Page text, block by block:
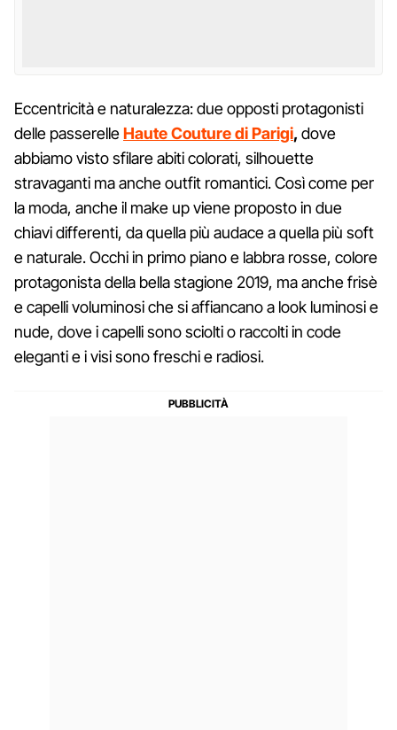
Eccentricità e naturalezza: due opposti protagonisti
delle passerelleHaute Couture di Parigi, dove
abbiamo visto sfilare abiti colorati, silhouette
stravaganti ma anche outfit romantici. Così come per
la moda, anche il make up viene proposto in due
chiavi differenti, da quella più audace a quella più soft
e naturale. Occhi in primo piano e labbra rosse, colore
protagonista della bella stagione 2019, ma anche frisè
e capelli voluminosi che si affiancano a look luminosi e
nude, dove i capelli sono sciolti o raccolti in code
eleganti e i visi sono freschi e radiosi.